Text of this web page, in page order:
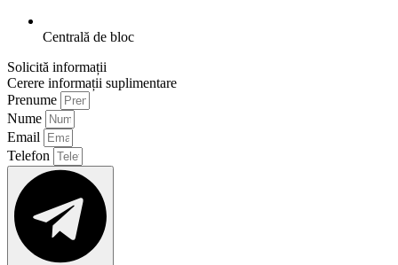
Centrală de bloc
Solicită informații
Cerere informații suplimentare
Prenume
Nume
Email
Telefon